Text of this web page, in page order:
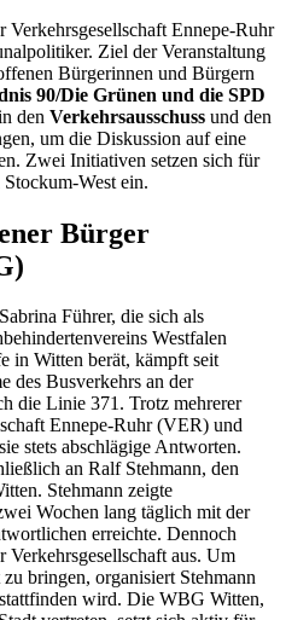
Ennepe-Ruhr
Ziel der Veranstaltung
Bürgerinnen und Bürgern
90/Die Grünen und die SPD
den Verkehrsausschuss und den
um die Diskussion auf eine
Zwei Initiativen setzen sich für
West ein.
Bürger
Führer, die sich als
Westfalen
in Witten berät, kämpft seit
des Busverkehrs an der
die Linie 371. Trotz mehrerer
Ennepe-Ruhr (VER) und
stets abschlägige Antworten.
an Ralf Stehmann, den
Stehmann zeigte
Wochen lang täglich mit der
erreichte. Dennoch
aus. Um
bringen, organisiert Stehmann
wird. Die WBG Witten,